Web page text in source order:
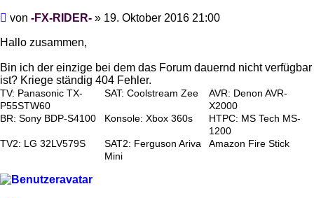
Beitrag
von -FX-RIDER- » 19. Oktober 2016 21:00
Hallo zusammen,
Bin ich der einzige bei dem das Forum dauernd nicht verfügbar
ist? Kriege ständig 404 Fehler.
TV: Panasonic TX-
P55STW60
SAT: Coolstream Zee
AVR: Denon AVR-
X2000
BR: Sony BDP-S4100
Konsole: Xbox 360s
HTPC: MS Tech MS-
1200
TV2: LG 32LV579S
SAT2: Ferguson Ariva
Mini
Amazon Fire Stick